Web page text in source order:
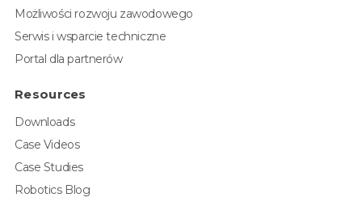
Możliwości rozwoju zawodowego
Serwis i wsparcie techniczne
Portal dla partnerów
Resources
Downloads
Case Videos
Case Studies
Robotics Blog